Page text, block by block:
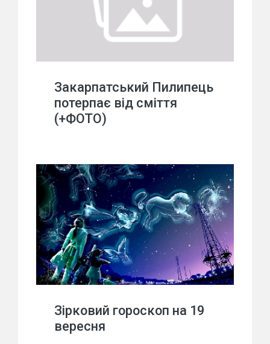
Закарпатський Пилипець
потерпає від сміття
(+ФОТО)
Зірковий гороскоп на 19
вересня